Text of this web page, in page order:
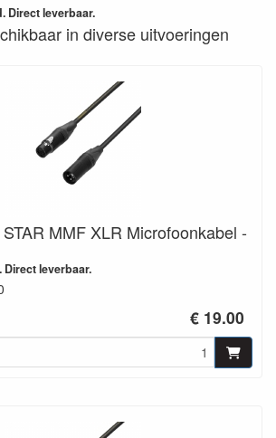
Direct leverbaar.
in diverse uitvoeringen
MMF XLR Microfoonkabel -
leverbaar.
€ 19.00